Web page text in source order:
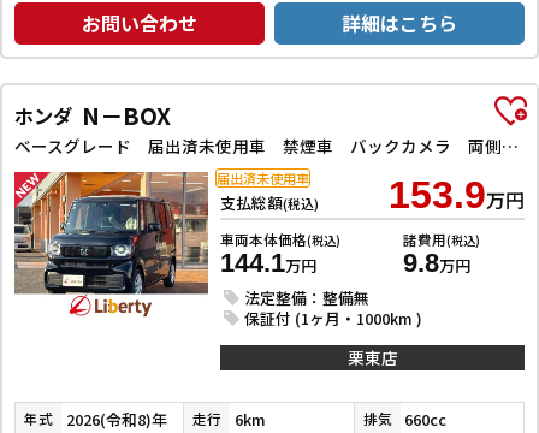
お問い合わせ 詳細はこちら
ホンダ N－BOX
ベースグレード 届出済未使用車 禁煙車 バックカメラ 両側スライド・片側電動 クリアランスソナー オートクルーズコントロール レーンアシスト オートライト スマートキー アイドリングストップ シートヒーター
支払総額(税込) 153.9万円
車両本体価格(税込)
144.1万円
諸費用(税込)
9.8万円
法定整備：整備無
保証付 (1ヶ月・1000km )
届出済未使用車
栗東店
年式 2026(令和8)年 走行 6km 排気 660cc